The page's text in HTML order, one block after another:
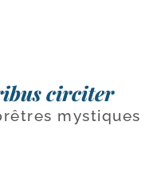
circiter
mystiques